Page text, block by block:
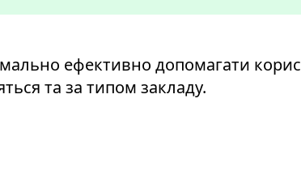
ефективно допомагати
та за типом закладу.